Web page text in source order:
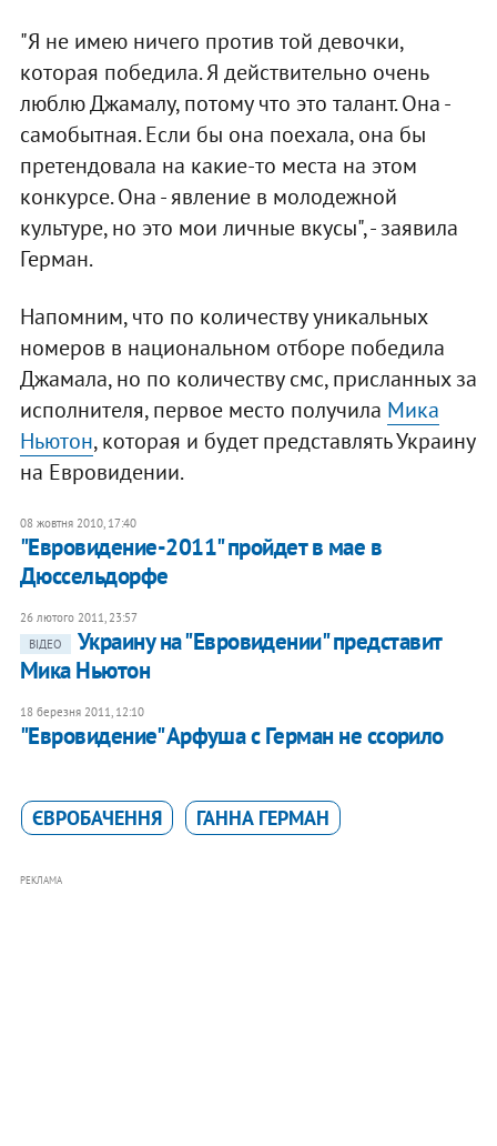
"Я не имею ничего против той девочки,
которая победила. Я действительно очень
люблю Джамалу, потому что это талант. Она -
самобытная. Если бы она поехала, она бы
претендовала на какие-то места на этом
конкурсе. Она - явление в молодежной
культуре, но это мои личные вкусы", - заявила
Герман.
Напомним, что по количеству уникальных
номеров в национальном отборе победила
Джамала, но по количеству смс, присланных за
исполнителя, первое место получила Мика
Ньютон, которая и будет представлять Украину
на Евровидении.
08 жовтня 2010, 17:40
"Евровидение-2011" пройдет в мае в
Дюссельдорфе
26 лютого 2011, 23:57
ВІДЕО
Украину на "Евровидении" представит
Мика Ньютон
18 березня 2011, 12:10
"Евровидение" Арфуша с Герман не ссорило
ЄВРОБАЧЕННЯ ГАННА ГЕРМАН
РЕКЛАМА